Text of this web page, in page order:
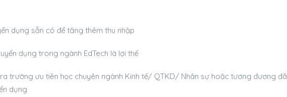
dụng sẵn có để tăng thêm thu nhập
dụng trong ngành EdTech là lợi thế
trường ưu tiên học chuyên ngành Kinh tế/ QTKD/ Nhân sự hoặc tương đương đã
dụng